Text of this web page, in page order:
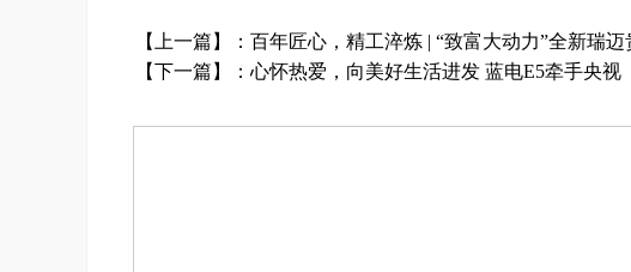
【上一篇】： 百年匠心，精工淬炼 | “致富大动力”全新瑞迈
【下一篇】： 心怀热爱，向美好生活进发 蓝电E5牵手央视